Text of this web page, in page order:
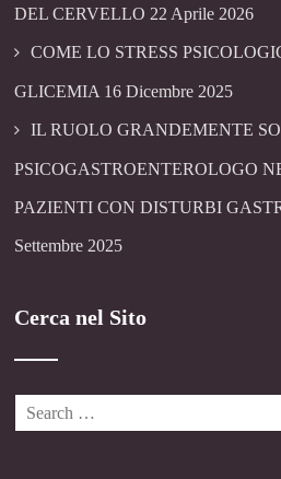
DEL CERVELLO 22 Aprile 2026
COME LO STRESS
GLICEMIA 16 Dicembre 2025
IL RUOLO GRANDEMENTE
PSICOGASTROENTEROLOGO
PAZIENTI CON DISTURBI
Settembre 2025
Cerca nel Sito